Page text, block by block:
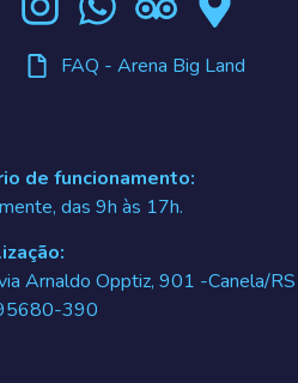
FAQ - Arena Big Land
de funcionamento:
das 9h às 17h.
Arnaldo Opptiz, 901 -Canela/RS
390